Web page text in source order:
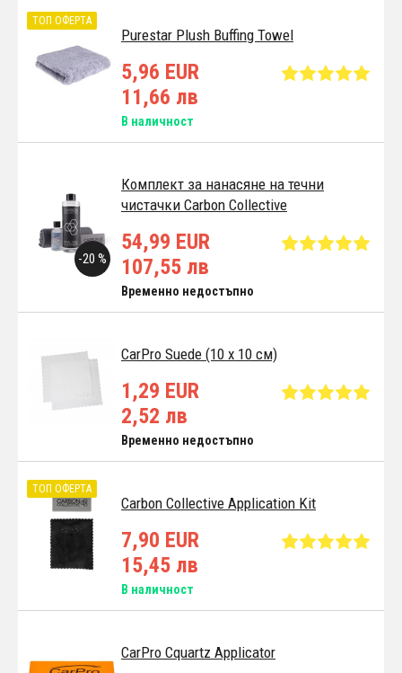
Purestar Plush Buffing Towel
ТОП ОФЕРТА
5,96 EUR
11,66 лв
В наличност
Комплект за нанасяне на течни
чистачки Carbon Collective
-20 %
54,99 EUR
107,55 лв
Временно недостъпно
CarPro Suede (10 x 10 см)
1,29 EUR
2,52 лв
Временно недостъпно
Carbon Collective Application Kit
ТОП ОФЕРТА
7,90 EUR
15,45 лв
В наличност
CarPro Cquartz Applicator